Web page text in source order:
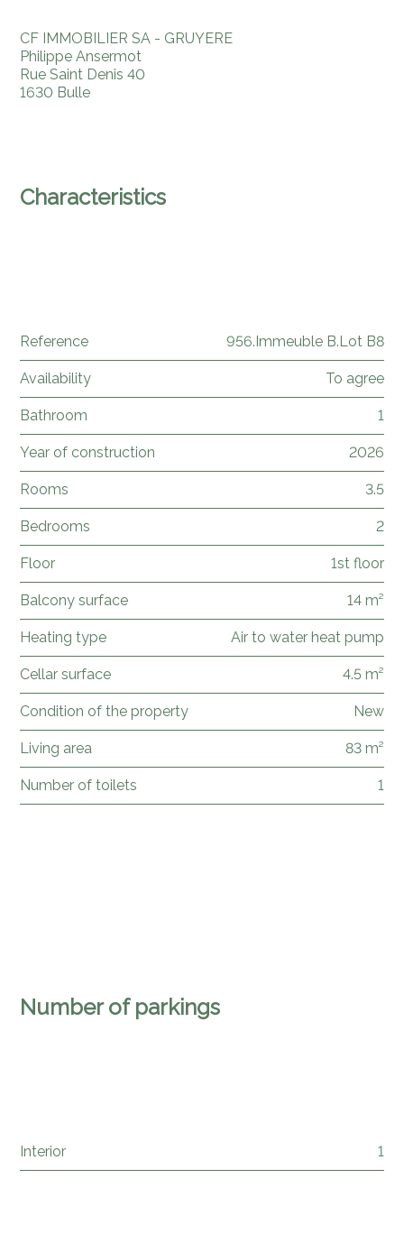
CF IMMOBILIER SA - GRUYERE
Philippe Ansermot
Rue Saint Denis 40
1630 Bulle
Characteristics
Reference 956.Immeuble B.Lot B8
Availability To agree
Bathroom 1
Year of construction 2026
Rooms 3.5
Bedrooms 2
Floor 1st floor
Balcony surface 14 m²
Heating type Air to water heat pump
Cellar surface 4.5 m²
Condition of the property New
Living area 83 m²
Number of toilets 1
Number of parkings
Interior 1